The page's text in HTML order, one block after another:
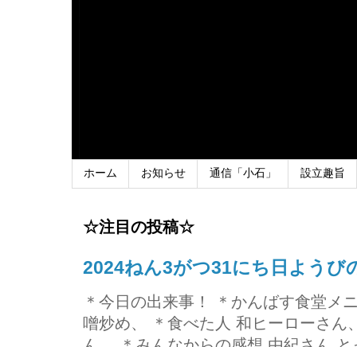
ホーム お知らせ 通信「小石」 設立趣旨
☆注目の投稿☆
2024ねん3がつ31にち日ようび
＊今日の出来事！ ＊かんばす食堂メ
噌炒め、 ＊食べた人 和ヒーローさん